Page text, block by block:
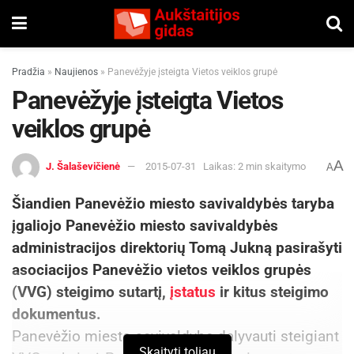
Pradžia » Naujienos » Panevėžyje įsteigta Vietos veiklos grupė
Panevėžyje įsteigta Vietos
veiklos grupė
J. Šalaševičienė 2015-07-31 Laikas: 2 min skaitymo AA
Šiandien Panevėžio miesto savivaldybės taryba
įgaliojo Panevėžio miesto savivaldybės
administracijos direktorių Tomą Jukną pasirašyti
asociacijos Panevėžio vietos veiklos grupės
(VVG) steigimo sutartį, įstatus ir kitus steigimo
dokumentus.
Panevėžio miesto savivaldybę dalyvauti steigiant